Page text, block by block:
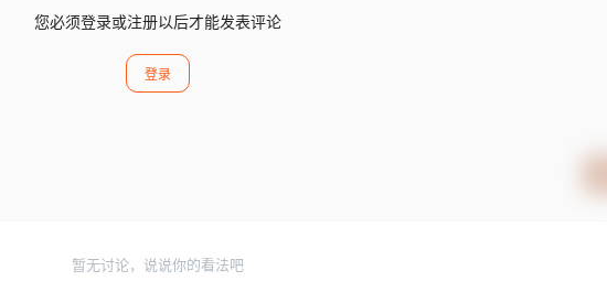
您必须登录或注册以后才能发表评论
登录
暂无讨论，说说你的看法吧